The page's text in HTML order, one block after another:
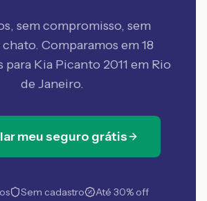
sem compromisso, sem
Comparamos em 18
para Kia Picanto 2011 em Rio
de Janeiro.
meu seguro grátis
Sem cadastro Até 30% off